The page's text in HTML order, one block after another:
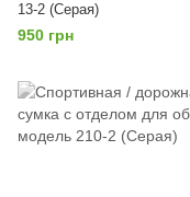
13-2 (Серая)
950 грн